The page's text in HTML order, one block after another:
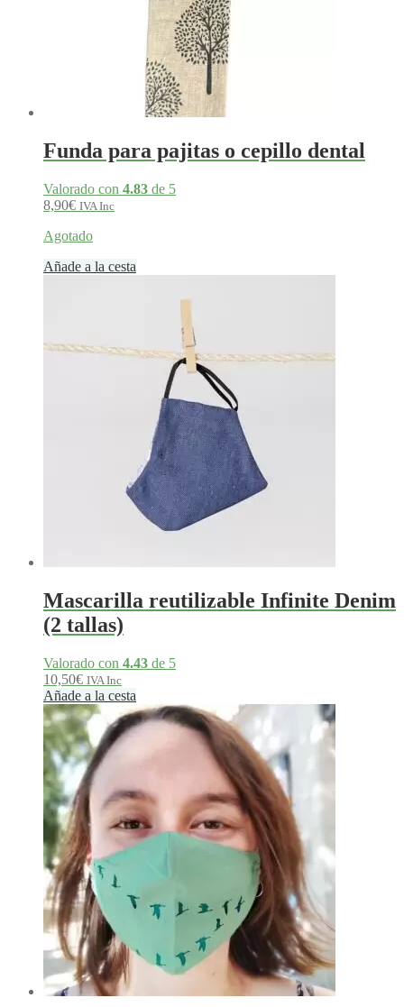
Funda para pajitas o cepillo dental
Valorado con 4.83 de 5
8,90€ IVA Inc
Agotado
Añade a la cesta
Mascarilla reutilizable Infinite Denim
(2 tallas)
Valorado con 4.43 de 5
10,50€ IVA Inc
Añade a la cesta